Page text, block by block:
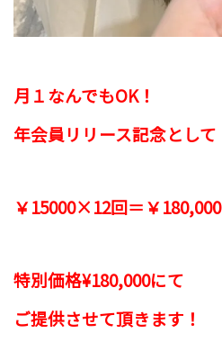
月１なんでもOK！
年会員リリース記念として
￥15000×12回＝￥180,000
特別価格¥180,000にて
ご提供させて頂きます！